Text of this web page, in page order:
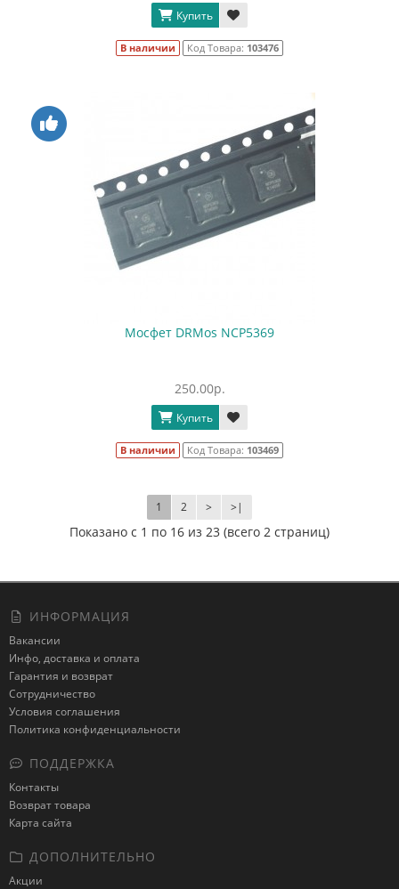
Купить
В наличии Код Товара: 103476
Мосфет DRMos NCP5369
250.00р.
Купить
В наличии Код Товара: 103469
1 2 > >|
Показано с 1 по 16 из 23 (всего 2 страниц)
ИНФОРМАЦИЯ
Вакансии
Инфо, доставка и оплата
Гарантия и возврат
Сотрудничество
Условия соглашения
Политика конфиденциальности
ПОДДЕРЖКА
Контакты
Возврат товара
Карта сайта
ДОПОЛНИТЕЛЬНО
Акции